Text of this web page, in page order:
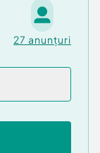
27 anunțuri